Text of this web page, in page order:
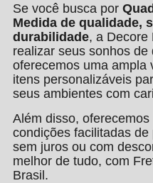
Se você busca por
Medida de qualidade,
durabilidade, a Decore
realizar seus sonhos de
oferecemos uma ampla
itens personalizáveis
seus ambientes com
Além disso,
condições facilitadas
sem juros ou com
melhor de tudo, com
Brasil.